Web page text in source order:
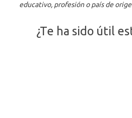
educativo, profesión o país de
¿Te ha sido útil